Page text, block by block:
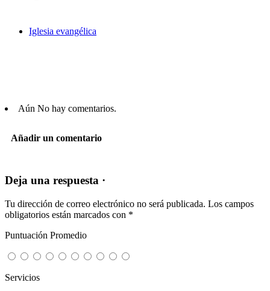
Iglesia evangélica
Aún No hay comentarios.
Añadir un comentario
Deja una respuesta ·
Tu dirección de correo electrónico no será publicada. Los campos
obligatorios están marcados con *
Puntuación Promedio
Servicios